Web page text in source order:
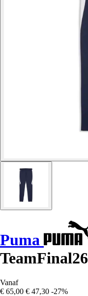
Puma
TeamFinal26
Vanaf
€ 65,00 € 47,30 -27%